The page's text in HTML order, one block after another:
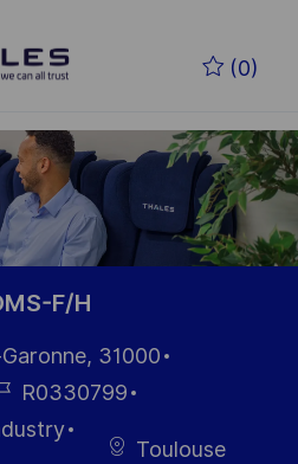
(0)
F/H
31000
R0330799
Toulouse